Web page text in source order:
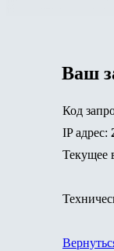
Ваш
Код
IP адрес:
Текущее